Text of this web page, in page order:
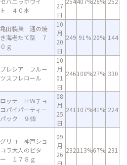
ト ４０本
27
日
亀田製菓 通の焼
き海老たて型 ７
０ｇ
10
月
20
日
249 91% 20% 144
プレシア フルー
ツスフレロール
10
月
01
日
246108%27% 330
ロッテ ＨＷチョ
コパイパーティー
パック ９個
08
月
25
日
241 107%41% 224
グリコ 神戸ショ
コラ大人のビタ
ー １７８ｇ
09
月
26
日
232113%67% 231